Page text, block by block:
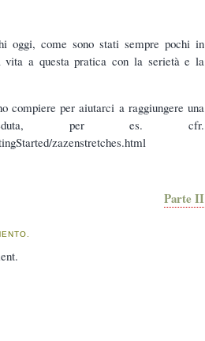
oggi, come sono stati sempre pochi in
vita a questa pratica con la serietà e la
compiere per aiutarci a raggiungere una
seduta, per es. cfr.
zazenstretches.html
Parte II